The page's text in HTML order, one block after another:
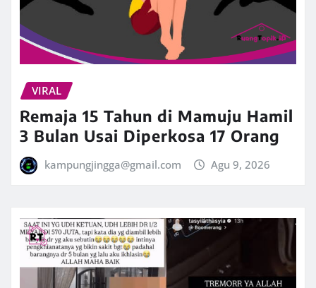
VIRAL
Remaja 15 Tahun di Mamuju Hamil
3 Bulan Usai Diperkosa 17 Orang
kampungjingga@gmail.com Agu 9, 2026